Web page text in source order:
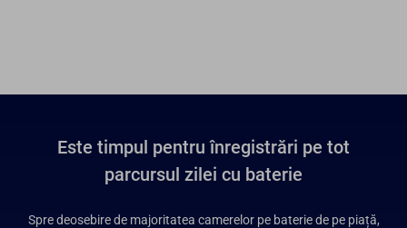
Este timpul pentru înregistrări pe tot
parcursul zilei cu baterie
Spre deosebire de majoritatea camerelor pe baterie de pe piață,